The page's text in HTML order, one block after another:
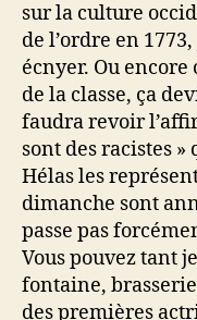
sur la culture
de l’ordre en
écnyer. Ou
de la classe, ça
faudra revoir
sont des racistes
Hélas les
dimanche sont
passe pas
Vous pouvez tant
fontaine,
des premières